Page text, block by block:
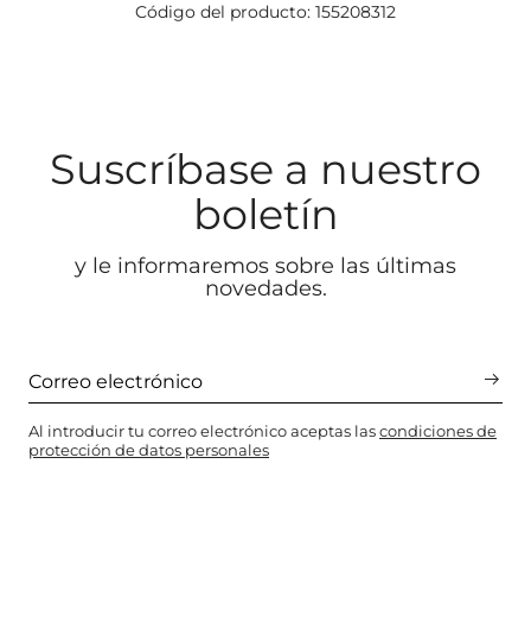
Código del producto: 155208312
Suscríbase a nuestro
boletín
y le informaremos sobre las últimas
novedades.
Al introducir tu correo electrónico aceptas lascondiciones de
protección de datos personales